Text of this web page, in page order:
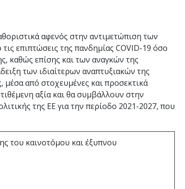
αφενός στην αντιμετώπιση των
επιπτώσεις της πανδημίας COVID-19 όσο
καθώς επίσης και των αναγκών της
των ιδιαίτερων αναπτυξιακών της
μέσα από στοχευμένες και προσεκτικά
αξία και θα συμβάλλουν στην
της ΕΕ για την περίοδο 2021-2027, που
του καινοτόμου και έξυπνου